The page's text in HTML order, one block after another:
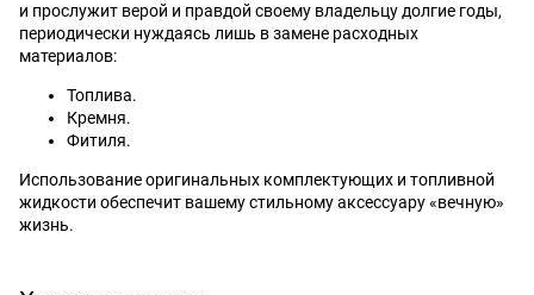
и прослужит верой и правдой своему владельцу долгие годы,
периодически нуждаясь лишь в замене расходных
материалов:
Топлива.
Кремня.
Фитиля.
Использование оригинальных комплектующих и топливной
жидкости обеспечит вашему стильному аксессуару «вечную»
жизнь.